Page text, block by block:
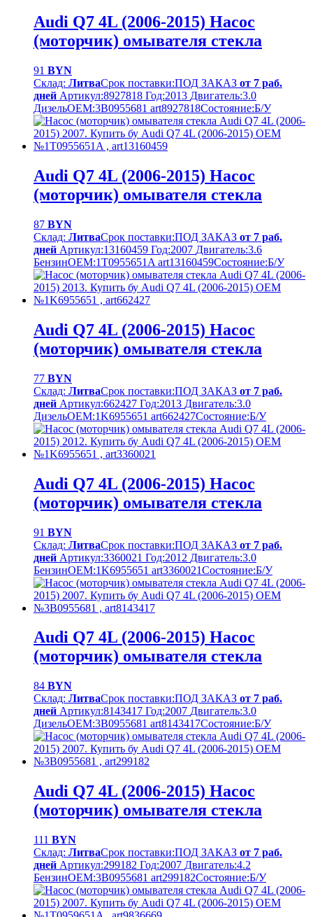
Audi Q7 4L (2006-2015) Насос
(моторчик) омывателя стекла
91 BYN
Склад: ЛитваСрок поставки:ПОД ЗАКАЗ от 7 раб.
дней Артикул:8927818 Год:2013 Двигатель:3.0
ДизельOEM:3B0955681 art8927818Cостояние:Б/У
Audi Q7 4L (2006-2015) Насос
(моторчик) омывателя стекла
87 BYN
Склад: ЛитваСрок поставки:ПОД ЗАКАЗ от 7 раб.
дней Артикул:13160459 Год:2007 Двигатель:3.6
БензинOEM:1T0955651A art13160459Cостояние:Б/У
Audi Q7 4L (2006-2015) Насос
(моторчик) омывателя стекла
77 BYN
Склад: ЛитваСрок поставки:ПОД ЗАКАЗ от 7 раб.
дней Артикул:662427 Год:2013 Двигатель:3.0
ДизельOEM:1K6955651 art662427Cостояние:Б/У
Audi Q7 4L (2006-2015) Насос
(моторчик) омывателя стекла
91 BYN
Склад: ЛитваСрок поставки:ПОД ЗАКАЗ от 7 раб.
дней Артикул:3360021 Год:2012 Двигатель:3.0
БензинOEM:1K6955651 art3360021Cостояние:Б/У
Audi Q7 4L (2006-2015) Насос
(моторчик) омывателя стекла
84 BYN
Склад: ЛитваСрок поставки:ПОД ЗАКАЗ от 7 раб.
дней Артикул:8143417 Год:2007 Двигатель:3.0
ДизельOEM:3B0955681 art8143417Cостояние:Б/У
Audi Q7 4L (2006-2015) Насос
(моторчик) омывателя стекла
111 BYN
Склад: ЛитваСрок поставки:ПОД ЗАКАЗ от 7 раб.
дней Артикул:299182 Год:2007 Двигатель:4.2
БензинOEM:3B0955681 art299182Cостояние:Б/У